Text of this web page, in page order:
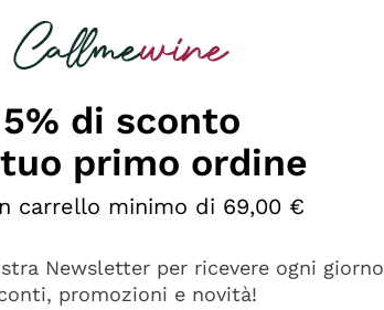
5% di sconto
primo ordine
carrello minimo di 69,00 €
Newsletter per ricevere ogni giorno
promozioni e novità!